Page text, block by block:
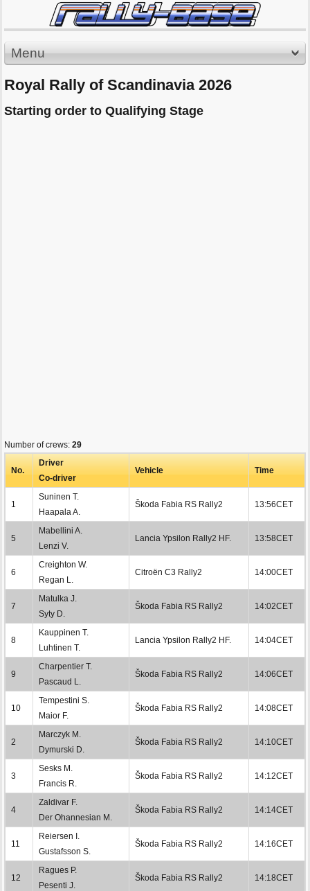
Menu
Royal Rally of Scandinavia 2026
Starting order to Qualifying Stage
Number of crews: 29
No.
Driver
Co-driver
Vehicle Time
1
Suninen T.
Haapala A.
Škoda Fabia RS Rally2 13:56CET
5
Mabellini A.
Lenzi V.
Lancia Ypsilon Rally2 HF. 13:58CET
6
Creighton W.
Regan L.
Citroën C3 Rally2 14:00CET
7
Matulka J.
Syty D.
Škoda Fabia RS Rally2 14:02CET
8
Kauppinen T.
Luhtinen T.
Lancia Ypsilon Rally2 HF. 14:04CET
9
Charpentier T.
Pascaud L.
Škoda Fabia RS Rally2 14:06CET
10
Tempestini S.
Maior F.
Škoda Fabia RS Rally2 14:08CET
2
Marczyk M.
Dymurski D.
Škoda Fabia RS Rally2 14:10CET
3
Sesks M.
Francis R.
Škoda Fabia RS Rally2 14:12CET
4
Zaldivar F.
Der Ohannesian M.
Škoda Fabia RS Rally2 14:14CET
11
Reiersen I.
Gustafsson S.
Škoda Fabia RS Rally2 14:16CET
12
Ragues P.
Pesenti J.
Škoda Fabia RS Rally2 14:18CET